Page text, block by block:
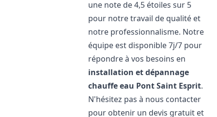
une note de 4,5 étoiles sur 5
pour notre travail de qualité et
notre professionnalisme. Notre
équipe est disponible 7j/7 pour
répondre à vos besoins en
installation et dépannage
chauffe eau Pont Saint Esprit.
N'hésitez pas à nous contacter
pour obtenir un devis gratuit et